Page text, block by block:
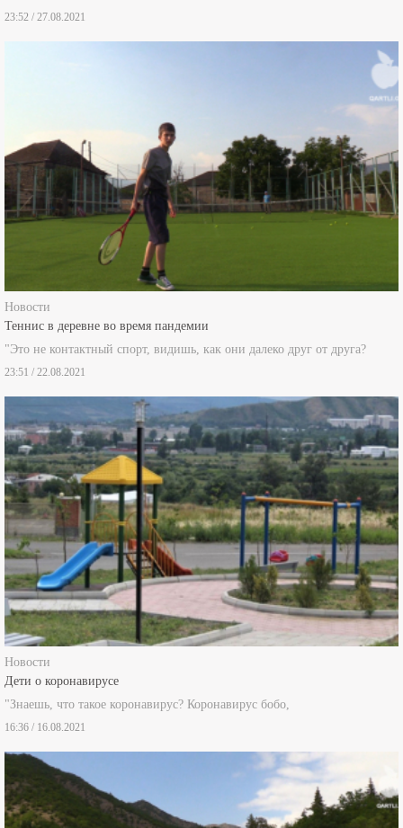
Новости
Теннис в деревне во время пандемии
"Это не контактный спорт, видишь, как они далеко друг от друга?
Новости
Дети о коронавирусе
"Знаешь, что такое коронавирус? Коронавирус бобо,
16:36 / 16.08.2021